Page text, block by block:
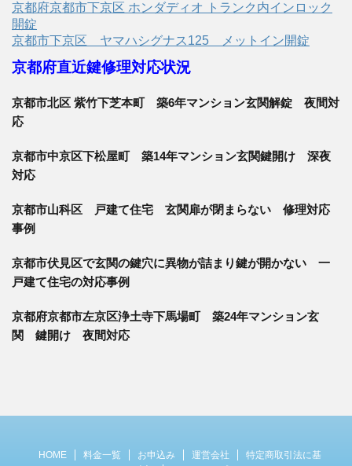
京都府京都市下京区 ホンダディオ トランク内インロック
開錠
京都市下京区 ヤマハシグナス125 メットイン開錠
京都府直近鍵修理対応状況
京都市北区 紫竹下芝本町 築6年マンション玄関解錠 夜間対
応
京都市中京区下松屋町 築14年マンション玄関鍵開け 深夜
対応
京都市山科区 戸建て住宅 玄関扉が閉まらない 修理対応
事例
京都市伏見区で玄関の鍵穴に異物が詰まり鍵が開かない 一
戸建て住宅の対応事例
京都府京都市左京区浄土寺下馬場町 築24年マンション玄
関 鍵開け 夜間対応
HOME 料金一覧 お申込み 運営会社
特定商取引法に基